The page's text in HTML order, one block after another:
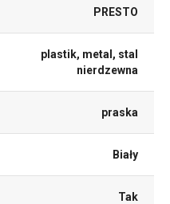
PRESTO
plastik, metal, stal
nierdzewna
praska
Biały
Tak